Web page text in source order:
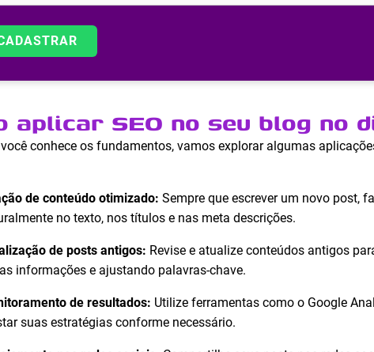
aplicar SEO no seu blog no
conhece os fundamentos, vamos explorar algumas
de conteúdo otimizado: Sempre que escrever um novo post,
no texto, nos títulos e nas meta descrições.
de posts antigos: Revise e atualize conteúdos antigos
informações e ajustando palavras-chave.
de resultados: Utilize ferramentas como o Google
suas estratégias conforme necessário.